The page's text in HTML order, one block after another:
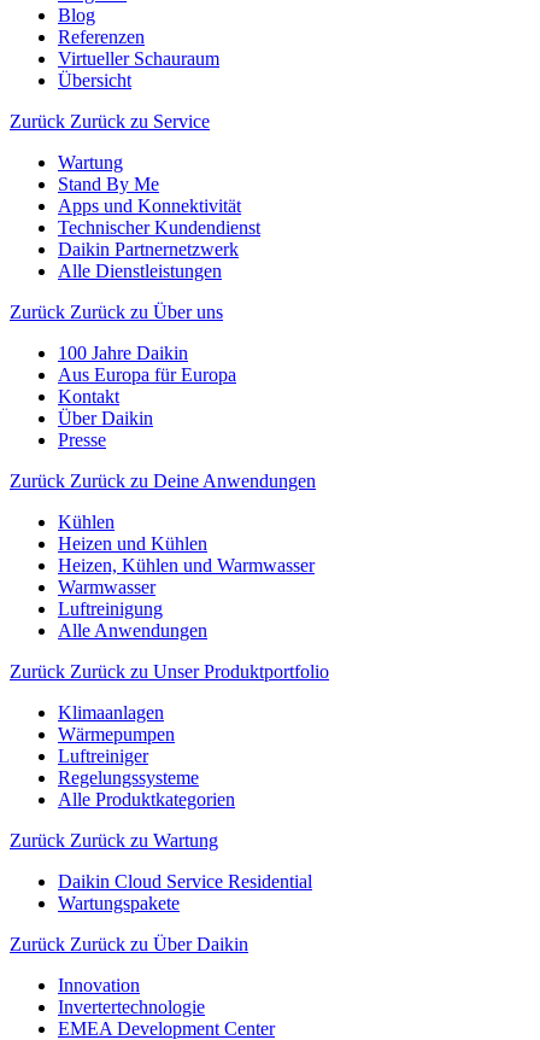
Blog
Referenzen
Virtueller Schauraum
Übersicht
Zurück Zurück zu Service
Wartung
Stand By Me
Apps und Konnektivität
Technischer Kundendienst
Daikin Partnernetzwerk
Alle Dienstleistungen
Zurück Zurück zu Über uns
100 Jahre Daikin
Aus Europa für Europa
Kontakt
Über Daikin
Presse
Zurück Zurück zu Deine Anwendungen
Kühlen
Heizen und Kühlen
Heizen, Kühlen und Warmwasser
Warmwasser
Luftreinigung
Alle Anwendungen
Zurück Zurück zu Unser Produktportfolio
Klimaanlagen
Wärmepumpen
Luftreiniger
Regelungssysteme
Alle Produktkategorien
Zurück Zurück zu Wartung
Daikin Cloud Service Residential
Wartungspakete
Zurück Zurück zu Über Daikin
Innovation
Invertertechnologie
EMEA Development Center